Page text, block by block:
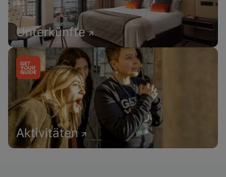
Unterkünfte
Aktivitäten